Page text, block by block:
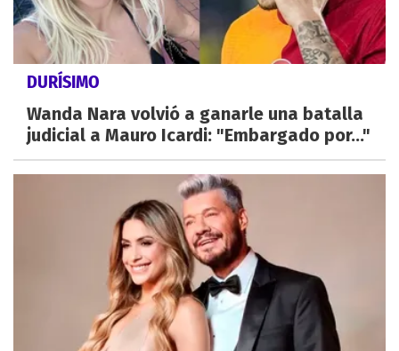
DURÍSIMO
Wanda Nara volvió a ganarle una batalla
judicial a Mauro Icardi: "Embargado por..."